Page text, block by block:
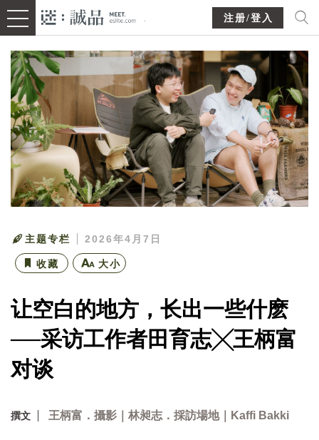
注册/登入
主题专栏 2026年4月7日
收藏 大小
让空白的地方，长出一些什麽
──采访工作者田育志╳王柄富
对谈
撰文 王柄富．攝影｜林昶志．採訪場地｜Kaffi Bakki